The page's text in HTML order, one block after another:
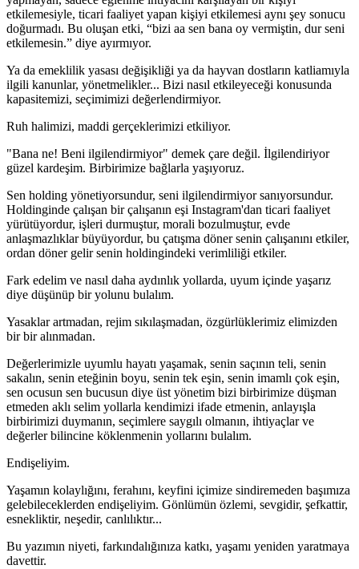
etkilemesiyle, ticari faaliyet yapan kişiyi etkilemesi aynı şey sonucu
doğurmadı. Bu oluşan etki, “bizi aa sen bana oy vermiştin, dur seni
etkilemesin.” diye ayırmıyor.
Ya da emeklilik yasası değişikliği ya da hayvan dostların katliamıyla
ilgili kanunlar, yönetmelikler... Bizi nasıl etkileyeceği konusunda
kapasitemizi, seçimimizi değerlendirmiyor.
Ruh halimizi, maddi gerçeklerimizi etkiliyor.
"Bana ne! Beni ilgilendirmiyor" demek çare değil. İlgilendiriyor
güzel kardeşim. Birbirimize bağlarla yaşıyoruz.
Sen holding yönetiyorsundur, seni ilgilendirmiyor sanıyorsundur.
Holdinginde çalışan bir çalışanın eşi Instagram'dan ticari faaliyet
yürütüyordur, işleri durmuştur, morali bozulmuştur, evde
anlaşmazlıklar büyüyordur, bu çatışma döner senin çalışanını etkiler,
ordan döner gelir senin holdingindeki verimliliği etkiler.
Fark edelim ve nasıl daha aydınlık yollarda, uyum içinde yaşarız
diye düşünüp bir yolunu bulalım.
Yasaklar artmadan, rejim sıkılaşmadan, özgürlüklerimiz elimizden
bir bir alınmadan.
Değerlerimizle uyumlu hayatı yaşamak, senin saçının teli, senin
sakalın, senin eteğinin boyu, senin tek eşin, senin imamlı çok eşin,
sen ocusun sen bucusun diye üst yönetim bizi birbirimize düşman
etmeden aklı selim yollarla kendimizi ifade etmenin, anlayışla
birbirimizi duymanın, seçimlere saygılı olmanın, ihtiyaçlar ve
değerler bilincine köklenmenin yollarını bulalım.
Endişeliyim.
Yaşamın kolaylığını, ferahını, keyfini içimize sindiremeden başımıza
gelebileceklerden endişeliyim. Gönlümün özlemi, sevgidir, şefkattir,
esnekliktir, neşedir, canlılıktır...
Bu yazımın niyeti, farkındalığınıza katkı, yaşamı yeniden yaratmaya
davettir.